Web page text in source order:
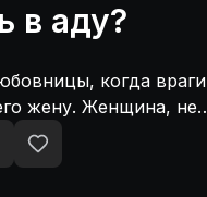
в аду?
когда враги
жену. Женщина, не
потом сдалась
всего десять